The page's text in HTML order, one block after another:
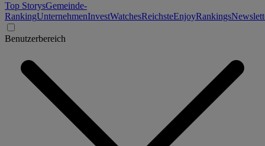
Top StorysGemeinde-
RankingUnternehmenInvestWatchesReichsteEnjoyRankings
Benutzerbereich